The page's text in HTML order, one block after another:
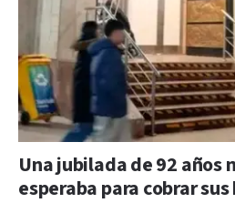
Una jubilada de 92 años
esperaba para cobrar